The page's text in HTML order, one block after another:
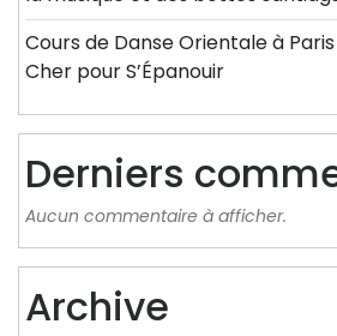
Cours de Danse Orientale à
Cher pour S’Épanouir
Derniers
Aucun commentaire à afficher.
Archive